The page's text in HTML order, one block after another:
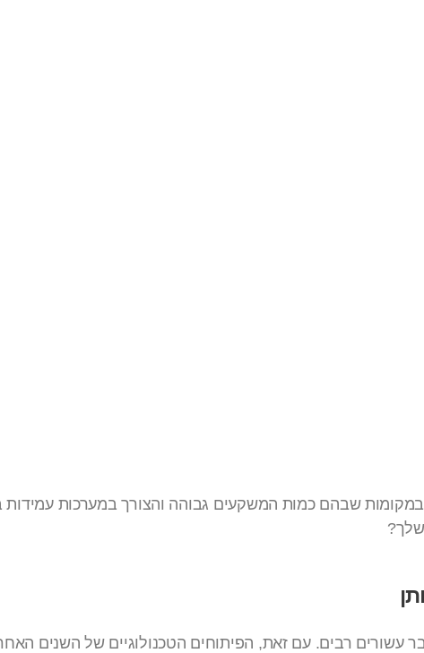
במקומות שבהם כמות המשקעים גבוהה והצורך במערכות
שלך?
עשורים רבים. עם זאת, הפיתוחים הטכנולוגיים של השנים